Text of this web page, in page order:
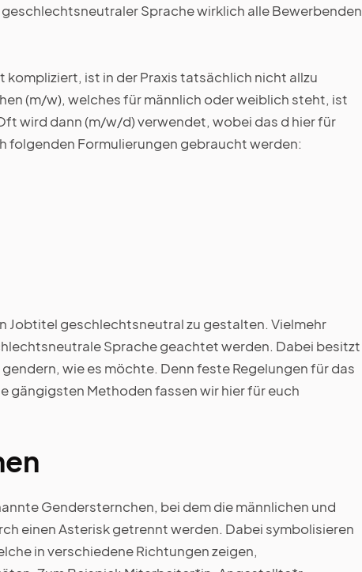
Sprache wirklich alle Bewerbenden
ist in der Praxis tatsächlich nicht allzu
(m/w), welches für männlich oder weiblich steht, ist
wird dann (m/w/d) verwendet, wobei das d hier für
folgenden Formulierungen gebraucht werden:
Jobtitel geschlechtsneutral zu gestalten. Vielmehr
Sprache geachtet werden. Dabei besitzt
wie es möchte. Denn feste Regelungen für das
gängigsten Methoden fassen wir hier für euch
Gendersternchen, bei dem die männlichen und
einen Asterisk getrennt werden. Dabei symbolisieren
in verschiedene Richtungen zeigen,